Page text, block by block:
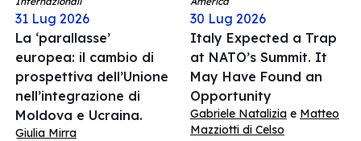
31 Lug 2026
La ‘parallasse’
europea: il cambio di
prospettiva dell’Unione
nell’integrazione di
Moldova e Ucraina.
Giulia Mirra
30 Lug 2026
Italy Expected a Trap
at NATO’s Summit. It
May Have Found an
Opportunity
Gabriele Natalizia e Matteo
Mazziotti di Celso